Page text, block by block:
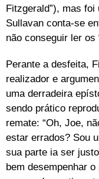
Fitzgerald”), mas
Sullavan conta-se
não conseguir ler os
Perante a desfeita,
realizador e
uma derradeira
sendo prático
remate: “Oh, Joe,
estar errados? Sou
sua parte ia ser
bem desempenhar